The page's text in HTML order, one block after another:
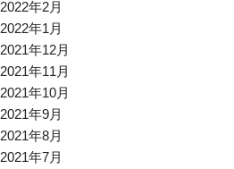
2022年2月
2022年1月
2021年12月
2021年11月
2021年10月
2021年9月
2021年8月
2021年7月